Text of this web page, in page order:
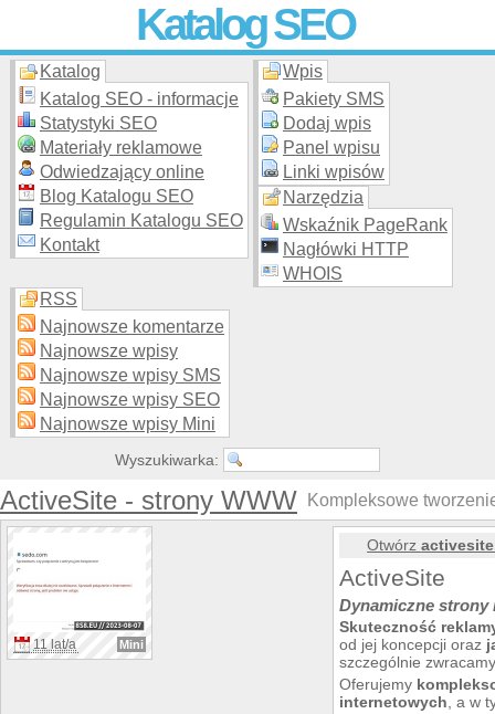
Katalog SEO
Skuteczna i promocja stron WWW –
moderowanego katalogu za darmo!
Katalog
Katalog SEO - informacje
Statystyki SEO
Materiały reklamowe
Odwiedzający online
Blog Katalogu SEO
Regulamin Katalogu SEO
Kontakt
Wpis
Pakiety SMS
Dodaj wpis
Panel wpisu
Linki wpisów
Narzędzia
Wskaźnik PageRank
Nagłówki HTTP
WHOIS
RSS
Najnowsze komentarze
Najnowsze wpisy
Najnowsze wpisy SMS
Najnowsze wpisy SEO
Najnowsze wpisy Mini
Wyszukiwarka:
ActiveSite - strony WWW Kompleksowe
11 lat/a Mini
Otwórz
ActiveSite
Dynamiczne strony
Skuteczność
od jej koncepcji oraz
szczególnie
Oferujemy
internetowych , a w